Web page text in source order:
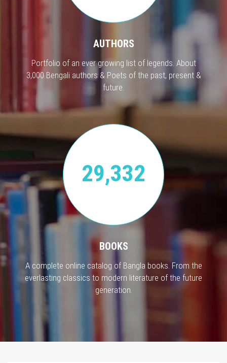
AUTHORS
Portfolio of an ever growing list of legends. About
3,000 Bengali authors & Poets of the past, present &
future.
29,332
BOOKS
A complete online catalog of Bangla books. From the
everlasting classics to modern literature of the future
generation.